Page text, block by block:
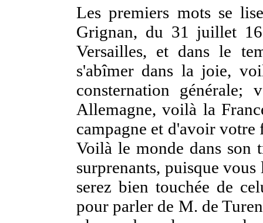
Les premiers mots se
Grignan, du 31 juillet
Versailles, et dans le
s'abîmer dans la joie,
consternation
Allemagne, voilà la
campagne et d'avoir votre
Voilà le monde dans son
surprenants, puisque vous
serez bien touchée de
pour parler de M. de